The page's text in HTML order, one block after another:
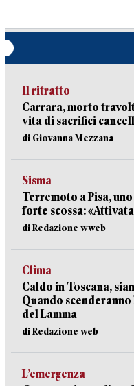
Il ritratto
Carrara, morto
vita di sacrifici
di Giovanna Mezzana
Sisma
Terremoto a Pisa,
forte scossa:
di Redazione wweb
Clima
Caldo in Toscana,
Quando
del Lamma
di Redazione web
L’emergenza